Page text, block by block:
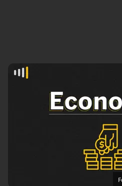
Agronegócios
Economia
Educação
Infraestrutura
Internacional